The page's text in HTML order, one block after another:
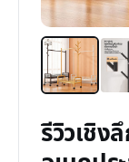
รีวิวเชิง